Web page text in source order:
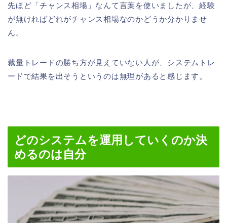
先ほど「チャンス相場」なんて言葉を使いましたが、経験
が無ければどれがチャンス相場なのかどうか分かりませ
ん。
裁量トレードの勝ち方が見えていない人が、システムトレ
ードで結果を出そうというのは無理があると感じます。
どのシステムを運用していくのか決
めるのは自分